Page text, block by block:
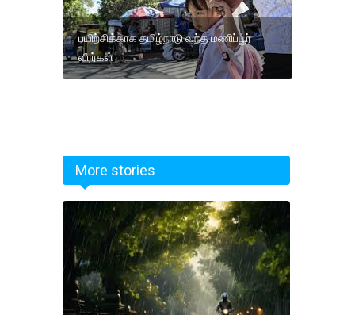
பயிற்சிக்காக தமிழ்நாடு வந்த மணிப்பூர்
வீரர்கள்
More stories